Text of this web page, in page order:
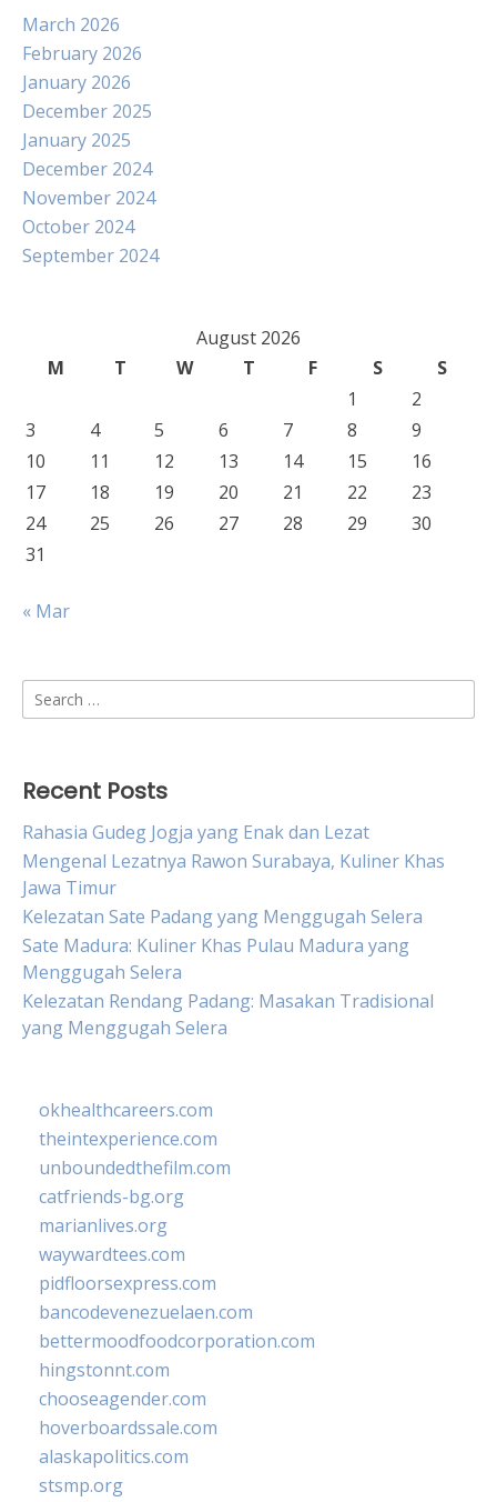
March 2026
February 2026
January 2026
December 2025
January 2025
December 2024
November 2024
October 2024
September 2024
August 2026
M
T W T F S
S
1
2
3
4 5 6 7 8
9
10
11 12 13 14 15
16
17
18 19 20 21 22
23
24
25 26 27 28 29
30
31
« Mar
Search
for:
Recent Posts
Rahasia Gudeg Jogja yang Enak dan Lezat
Mengenal Lezatnya Rawon Surabaya, Kuliner Khas
Jawa Timur
Kelezatan Sate Padang yang Menggugah Selera
Sate Madura: Kuliner Khas Pulau Madura yang
Menggugah Selera
Kelezatan Rendang Padang: Masakan Tradisional
yang Menggugah Selera
okhealthcareers.com
theintexperience.com
unboundedthefilm.com
catfriends-bg.org
marianlives.org
waywardtees.com
pidfloorsexpress.com
bancodevenezuelaen.com
bettermoodfoodcorporation.com
hingstonnt.com
chooseagender.com
hoverboardssale.com
alaskapolitics.com
stsmp.org